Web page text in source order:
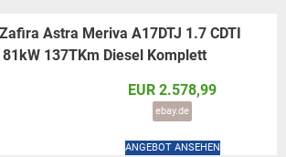
Astra Meriva A17DTJ 1.7 CDTI
81kW 137TKm Diesel Komplett
EUR 2.578,99
ebay.de
ANGEBOT ANSEHEN